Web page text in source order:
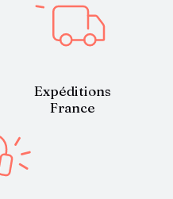
Expéditions
France